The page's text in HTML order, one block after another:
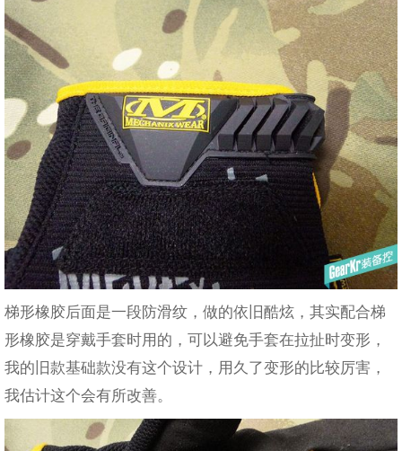
梯形橡胶后面是一段防滑纹，做的依旧酷炫，其实配合梯
形橡胶是穿戴手套时用的，可以避免手套在拉扯时变形，
我的旧款基础款没有这个设计，用久了变形的比较厉害，
我估计这个会有所改善。